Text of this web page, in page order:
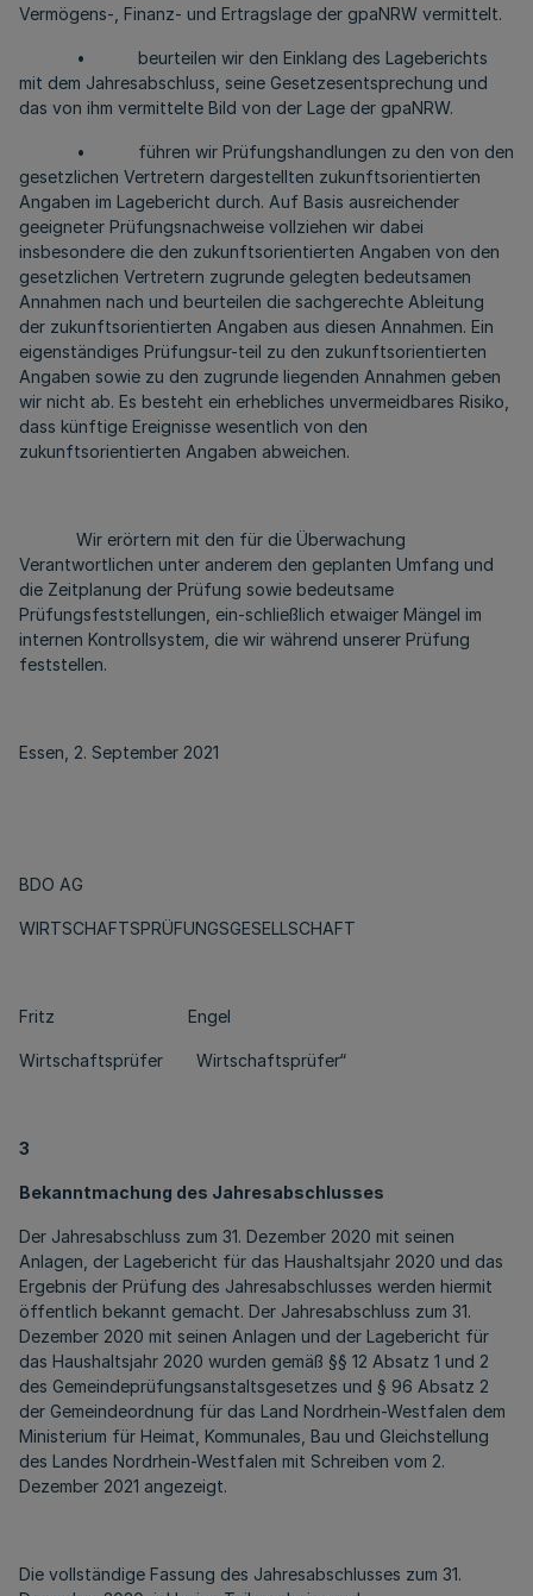
Vermögens-, Finanz- und Ertragslage der gpaNRW vermittelt.
• beurteilen wir den Einklang des Lageberichts
mit dem Jahresabschluss, seine Gesetzesentsprechung und
das von ihm vermittelte Bild von der Lage der gpaNRW.
• führen wir Prüfungshandlungen zu den von den
gesetzlichen Vertretern dargestellten zukunftsorientierten
Angaben im Lagebericht durch. Auf Basis ausreichender
geeigneter Prüfungsnachweise vollziehen wir dabei
insbesondere die den zukunftsorientierten Angaben von den
gesetzlichen Vertretern zugrunde gelegten bedeutsamen
Annahmen nach und beurteilen die sachgerechte Ableitung
der zukunftsorientierten Angaben aus diesen Annahmen. Ein
eigenständiges Prüfungsur-teil zu den zukunftsorientierten
Angaben sowie zu den zugrunde liegenden Annahmen geben
wir nicht ab. Es besteht ein erhebliches unvermeidbares Risiko,
dass künftige Ereignisse wesentlich von den
zukunftsorientierten Angaben abweichen.
Wir erörtern mit den für die Überwachung
Verantwortlichen unter anderem den geplanten Umfang und
die Zeitplanung der Prüfung sowie bedeutsame
Prüfungsfeststellungen, ein-schließlich etwaiger Mängel im
internen Kontrollsystem, die wir während unserer Prüfung
feststellen.
Essen, 2. September 2021
BDO AG
WIRTSCHAFTSPRÜFUNGSGESELLSCHAFT
Fritz Engel
Wirtschaftsprüfer Wirtschaftsprüfer“
3
Bekanntmachung des Jahresabschlusses
Der Jahresabschluss zum 31. Dezember 2020 mit seinen
Anlagen, der Lagebericht für das Haushaltsjahr 2020 und das
Ergebnis der Prüfung des Jahresabschlusses werden hiermit
öffentlich bekannt gemacht. Der Jahresabschluss zum 31.
Dezember 2020 mit seinen Anlagen und der Lagebericht für
das Haushaltsjahr 2020 wurden gemäß §§ 12 Absatz 1 und 2
des Gemeindeprüfungsanstaltsgesetzes und § 96 Absatz 2
der Gemeindeordnung für das Land Nordrhein-Westfalen dem
Ministerium für Heimat, Kommunales, Bau und Gleichstellung
des Landes Nordrhein-Westfalen mit Schreiben vom 2.
Dezember 2021 angezeigt.
Die vollständige Fassung des Jahresabschlusses zum 31.